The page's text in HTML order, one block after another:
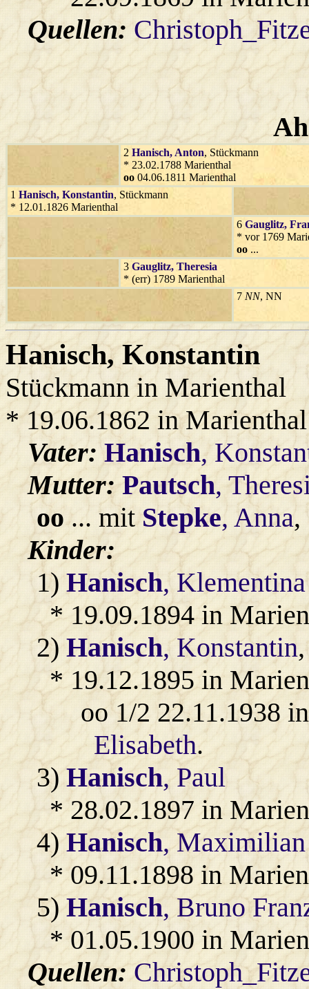
Quellen:
2 Hanisch, Anton, Stückmann
* 23.02.1788 Marienthal
oo 04.06.1811 Marienthal
1 Hanisch, Konstantin, Stückmann
* 12.01.1826 Marienthal
6 Gauglitz,
* vor 1769
oo ...
3 Gauglitz, Theresia
* (err) 1789 Marienthal
7 NN, NN
Hanisch, Konstantin
Stückmann in Marienthal
* 19.06.1862 in Marienthal
Vater:Hanisch,
Mutter:Pautsch,
oo... mitStepke, Anna,
Kinder:
1)Hanisch,
* 19.09.1894 in
2)Hanisch, Konstantin
* 19.12.1895 in
oo 1/2 22.11.1938
Elisabeth.
3)Hanisch, Paul
* 28.02.1897 in
4)Hanisch, Maximilian
* 09.11.1898 in
5)Hanisch, Bruno
* 01.05.1900 in
Quellen: